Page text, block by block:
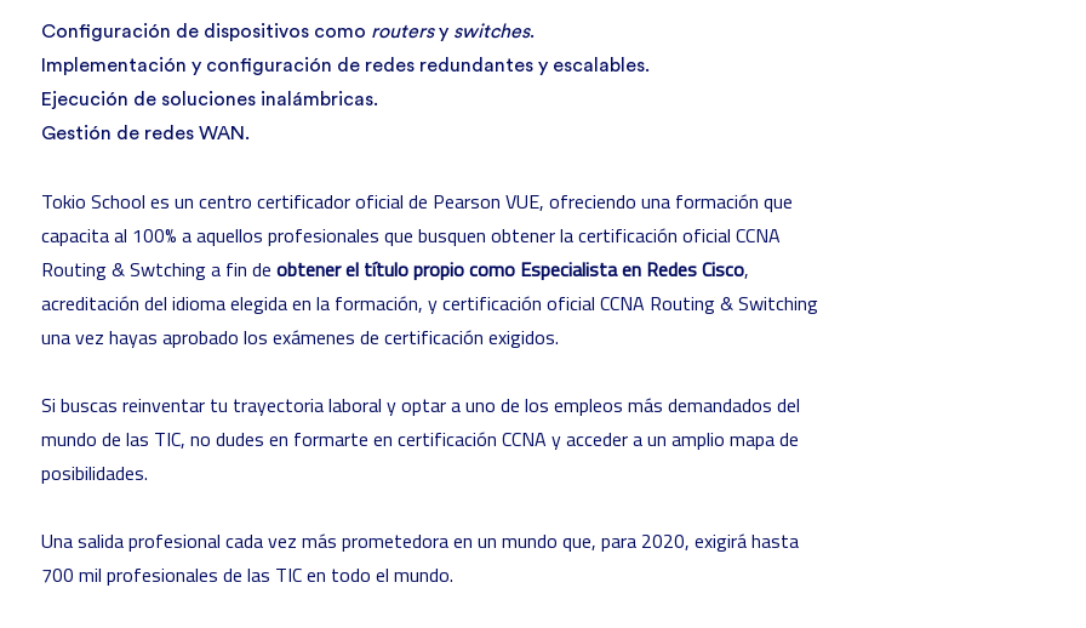
Configuración de dispositivos como routersy switches.
Implementación y configuración de redes redundantes y escalables.
Ejecución de soluciones inalámbricas.
Gestión de redes WAN.
Tokio School es un centro certificador oficial de Pearson VUE, ofreciendo una formación que
capacita al 100% a aquellos profesionales que busquen obtener la certificación oficial CCNA
Routing & Swtching a fin de obtener el título propio como Especialista en Redes Cisco,
acreditación del idioma elegida en la formación, y certificación oficial CCNA Routing & Switching
una vez hayas aprobado los exámenes de certificación exigidos.
Si buscas reinventar tu trayectoria laboral y optar a uno de los empleos más demandados del
mundo de las TIC, no dudes en formarte en certificación CCNA y acceder a un amplio mapa de
posibilidades.
Una salida profesional cada vez más prometedora en un mundo que, para 2020, exigirá hasta
700 mil profesionales de las TIC en todo el mundo.